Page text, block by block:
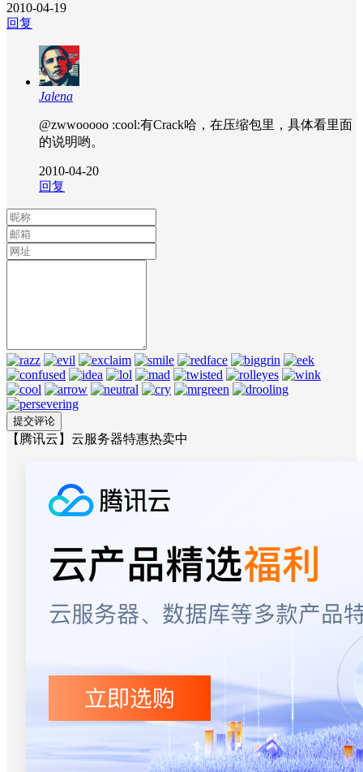
2010-04-19
回复
Jalena
@zwwooooo :cool:有Crack哈，在压缩包里，具体看里面
的说明哟。
2010-04-20
回复
【腾讯云】云服务器特惠热卖中